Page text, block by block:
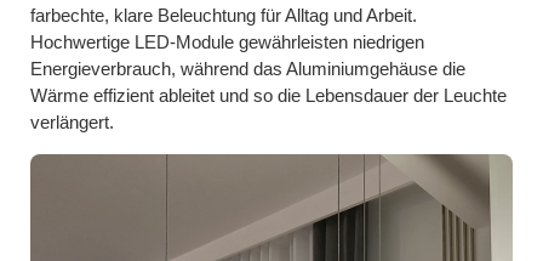
farbechte, klare Beleuchtung für Alltag und Arbeit.
Hochwertige LED-Module gewährleisten niedrigen
Energieverbrauch, während das Aluminiumgehäuse die
Wärme effizient ableitet und so die Lebensdauer der Leuchte
verlängert.